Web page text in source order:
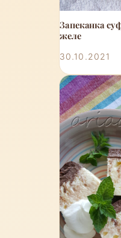
Запеканка
желе
30.10.2021